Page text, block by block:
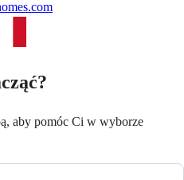
aby pomóc Ci w wyborze